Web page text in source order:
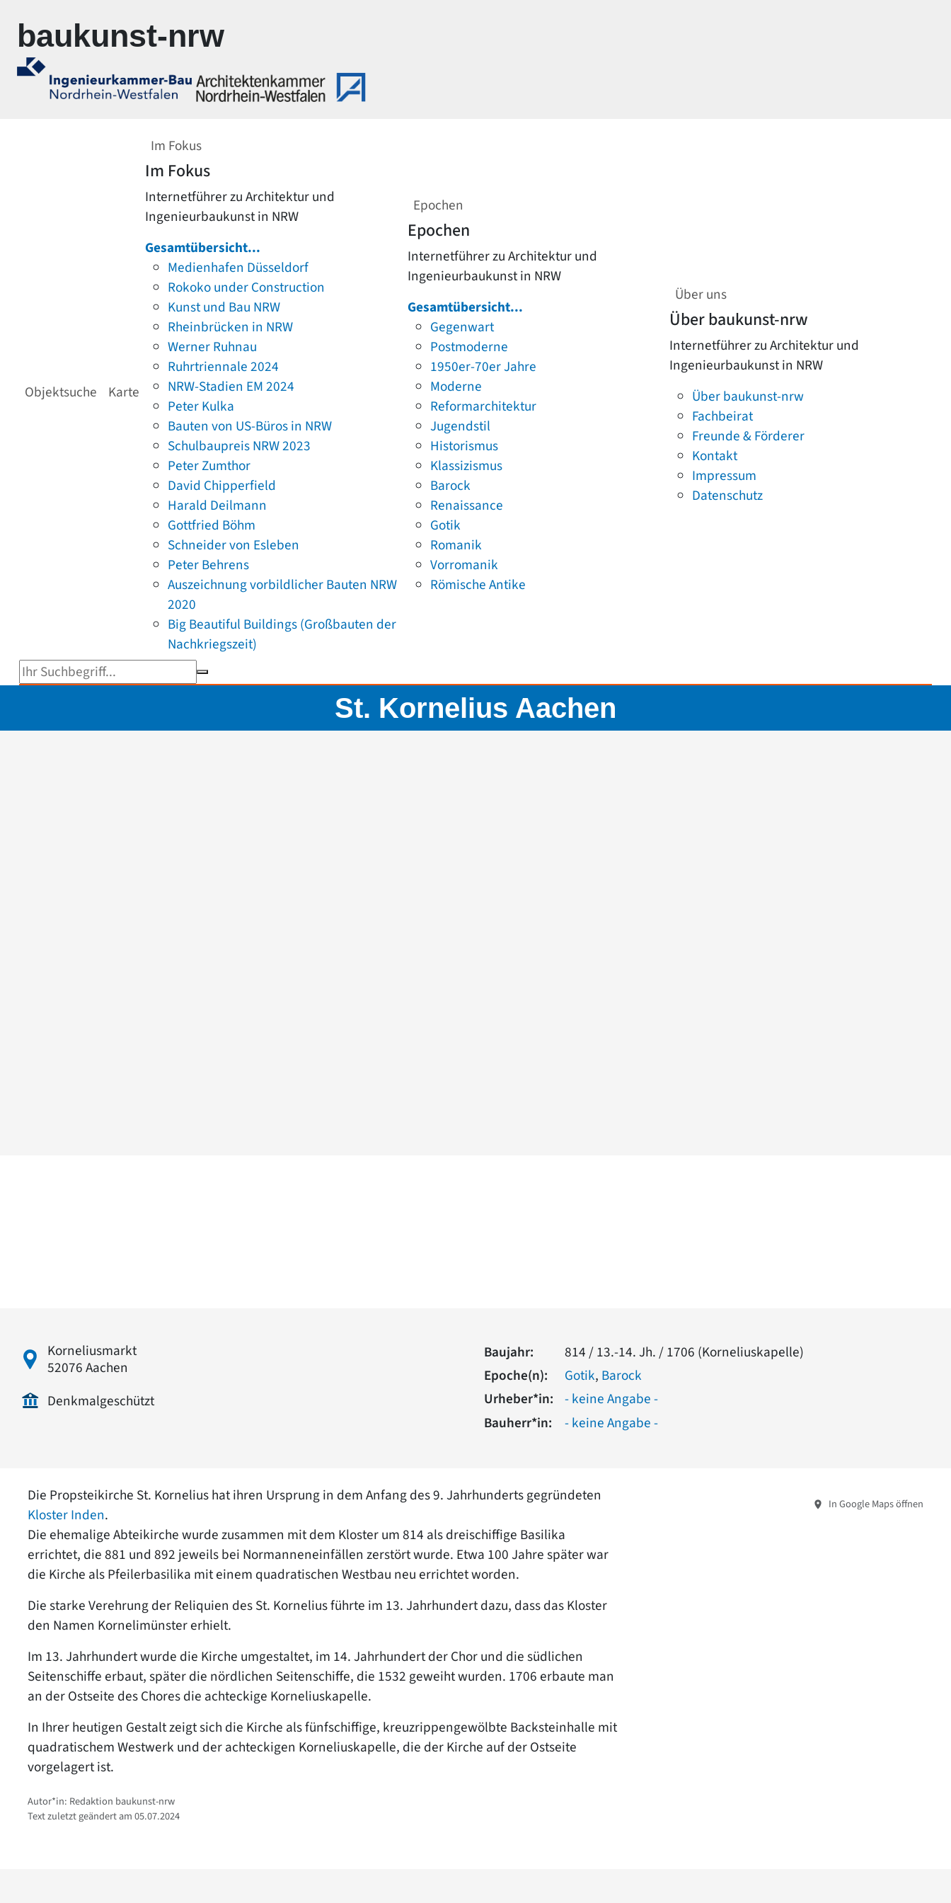
baukunst-nrw
Objektsuche Karte
Im Fokus
Im Fokus
Internetführer zu Architektur und
Ingenieurbaukunst in NRW
Gesamtübersicht...
Medienhafen Düsseldorf
Rokoko under Construction
Kunst und Bau NRW
Rheinbrücken in NRW
Werner Ruhnau
Ruhrtriennale 2024
NRW-Stadien EM 2024
Peter Kulka
Bauten von US-Büros in NRW
Schulbaupreis NRW 2023
Peter Zumthor
David Chipperfield
Harald Deilmann
Gottfried Böhm
Schneider von Esleben
Peter Behrens
Auszeichnung vorbildlicher Bauten NRW
2020
Big Beautiful Buildings (Großbauten der
Nachkriegszeit)
Epochen
Epochen
Internetführer zu Architektur und
Ingenieurbaukunst in NRW
Gesamtübersicht...
Gegenwart
Postmoderne
1950er-70er Jahre
Moderne
Reformarchitektur
Jugendstil
Historismus
Klassizismus
Barock
Renaissance
Gotik
Romanik
Vorromanik
Römische Antike
Über uns
Über baukunst-nrw
Internetführer zu Architektur und
Ingenieurbaukunst in NRW
Über baukunst-nrw
Fachbeirat
Freunde & Förderer
Kontakt
Impressum
Datenschutz
Suchbegriff eingeben
St. Kornelius Aachen
Korneliusmarkt
52076 Aachen
Denkmalgeschützt
Baujahr:
814 / 13.-14. Jh. / 1706 (Korneliuskapelle)
Epoche(n):
Gotik, Barock
Urheber*in:
- keine Angabe -
Bauherr*in:
- keine Angabe -
Die Propsteikirche St. Kornelius hat ihren Ursprung in dem Anfang des 9. Jahrhunderts gegründeten
Kloster Inden.
Die ehemalige Abteikirche wurde zusammen mit dem Kloster um 814 als dreischiffige Basilika
errichtet, die 881 und 892 jeweils bei Normanneneinfällen zerstört wurde. Etwa 100 Jahre später war
die Kirche als Pfeilerbasilika mit einem quadratischen Westbau neu errichtet worden.
Die starke Verehrung der Reliquien des St. Kornelius führte im 13. Jahrhundert dazu, dass das Kloster
den Namen Kornelimünster erhielt.
Im 13. Jahrhundert wurde die Kirche umgestaltet, im 14. Jahrhundert der Chor und die südlichen
Seitenschiffe erbaut, später die nördlichen Seitenschiffe, die 1532 geweiht wurden. 1706 erbaute man
an der Ostseite des Chores die achteckige Korneliuskapelle.
In Ihrer heutigen Gestalt zeigt sich die Kirche als fünfschiffige, kreuzrippengewölbte Backsteinhalle mit
quadratischem Westwerk und der achteckigen Korneliuskapelle, die der Kirche auf der Ostseite
vorgelagert ist.
Autor*in: Redaktion baukunst-nrw
Text zuletzt geändert am 05.07.2024
In Google Maps öffnen